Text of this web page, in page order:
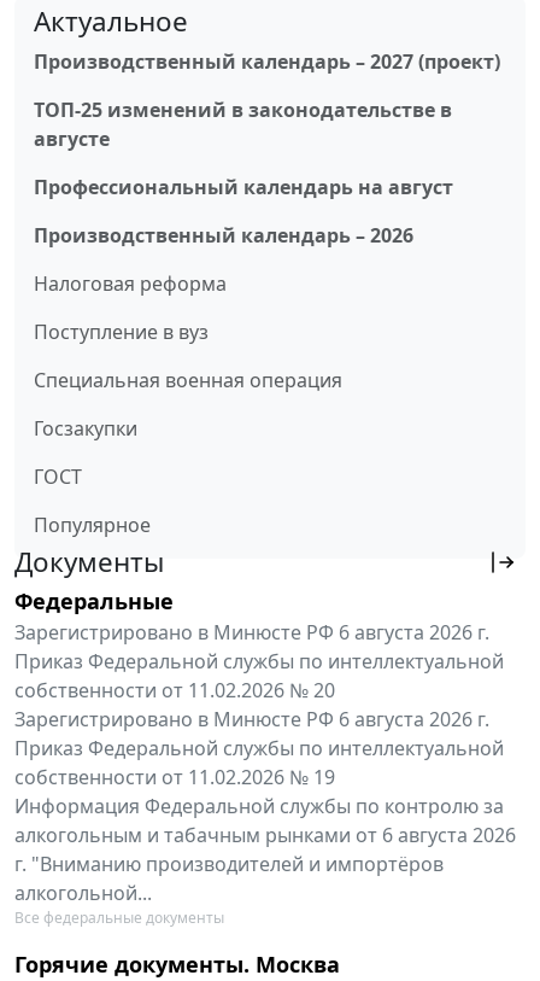
Актуальное
Производственный календарь – 2027 (проект)
ТОП-25 изменений в законодательстве в
августе
Профессиональный календарь на август
Производственный календарь – 2026
Налоговая реформа
Поступление в вуз
Специальная военная операция
Госзакупки
ГОСТ
Популярное
Документы
Федеральные
Зарегистрировано в Минюсте РФ 6 августа 2026 г.
Приказ Федеральной службы по интеллектуальной
собственности от 11.02.2026 № 20
Зарегистрировано в Минюсте РФ 6 августа 2026 г.
Приказ Федеральной службы по интеллектуальной
собственности от 11.02.2026 № 19
Информация Федеральной службы по контролю за
алкогольным и табачным рынками от 6 августа 2026
г. "Вниманию производителей и импортёров
алкогольной...
Все федеральные документы
Горячие документы. Москва